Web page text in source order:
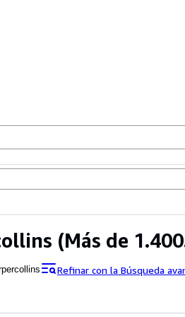
(Más de
Refinar con la Búsqueda